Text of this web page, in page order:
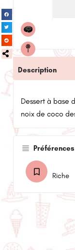
Description
Dessert à base
noix de coco
Riche